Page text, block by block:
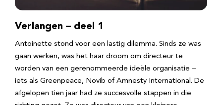
Verlangen – deel 1
Antoinette stond voor een lastig dilemma. Sinds ze was
gaan werken, was het haar droom om directeur te
worden van een gerenommeerde ideële organisatie –
iets als Greenpeace, Novib of Amnesty International. De
afgelopen tien jaar had ze succesvolle stappen in die